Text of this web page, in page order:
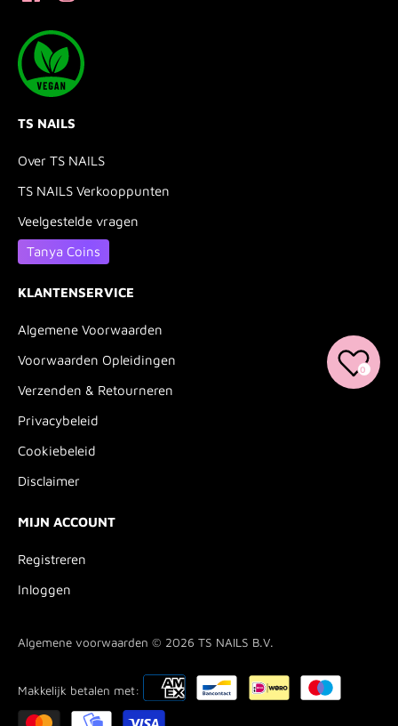
TS NAILS
Over TS NAILS
TS NAILS Verkooppunten
Veelgestelde vragen
Tanya Coins
KLANTENSERVICE
Algemene Voorwaarden
Voorwaarden Opleidingen
Verzenden & Retourneren
Privacybeleid
Cookiebeleid
Disclaimer
MIJN ACCOUNT
Registreren
Inloggen
Algemene voorwaarden © 2026 TS NAILS B.V.
Makkelijk betalen met:
0